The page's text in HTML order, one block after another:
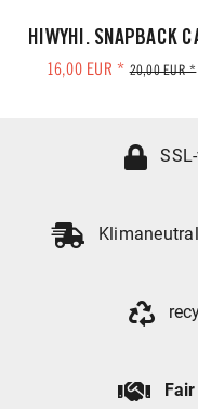
HIWYHI. SNAPBACK
16,00 EUR * 20,00 EUR *